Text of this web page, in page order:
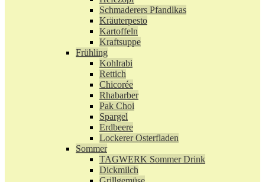
Schmaderers Pfandlkas
Kräuterpesto
Kartoffeln
Kraftsuppe
Frühling
Kohlrabi
Rettich
Chicorée
Rhabarber
Pak Choi
Spargel
Erdbeere
Lockerer Osterfladen
Sommer
TAGWERK Sommer Drink
Dickmilch